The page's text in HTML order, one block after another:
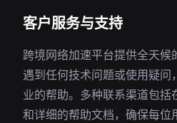
客户服务与支持
跨境网络加速平台提供全天候
遇到任何技术问题或使用疑问
业的帮助。多种联系渠道包
和详细的帮助文档，确保每位